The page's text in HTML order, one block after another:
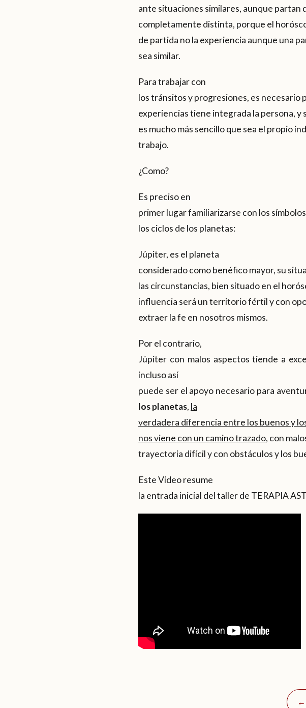
ante situaciones similares, aunque partan
completamente distinta, porque el
de partida no la experiencia aunque una
sea similar.
Para trabajar con
los tránsitos y progresiones, es necesario
experiencias tiene integrada la persona, y
es mucho más sencillo que sea el propio
trabajo.
¿Como?
Es preciso en
primer lugar familiarizarse con los
los ciclos de los planetas:
Júpiter, es el planeta
considerado como benéfico mayor, su
las circunstancias, bien situado en el
influencia será un territorio fértil y con
extraer la fe en nosotros mismos.
Por el contrario,
Júpiter con malos aspectos tiende a
incluso así
puede ser el apoyo necesario para
los planetas, la
verdadera diferencia entre los buenos y
nos viene con un camino trazado, con
trayectoria difícil y con obstáculos y los
Este Video resume
la entrada inicial del taller de TERAPIA
←